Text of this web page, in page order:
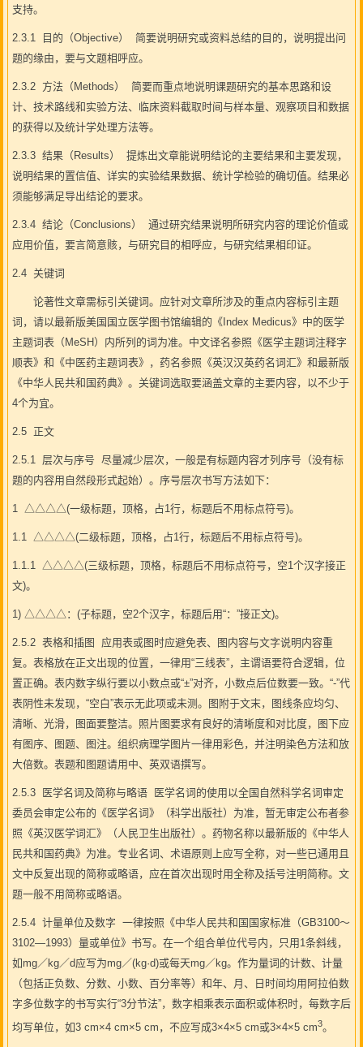
支持。
2.3.1 目的（Objective） 简要说明研究或资料总结的目的，说明提出问
题的缘由，要与文题相呼应。
2.3.2 方法（Methods） 简要而重点地说明课题研究的基本思路和设
计、技术路线和实验方法、临床资料截取时间与样本量、观察项目和数据
的获得以及统计学处理方法等。
2.3.3 结果（Results） 提炼出文章能说明结论的主要结果和主要发现，
说明结果的置信值、详实的实验结果数据、统计学检验的确切值。结果必
须能够满足导出结论的要求。
2.3.4 结论（Conclusions） 通过研究结果说明所研究内容的理论价值或
应用价值，要言简意赅，与研究目的相呼应，与研究结果相印证。
2.4 关键词
论著性文章需标引关键词。应针对文章所涉及的重点内容标引主题
词，请以最新版美国国立医学图书馆编辑的《Index Medicus》中的医学
主题词表（MeSH）内所列的词为准。中文译名参照《医学主题词注释字
顺表》和《中医药主题词表》，药名参照《英汉汉英药名词汇》和最新版
《中华人民共和国药典》。关键词选取要涵盖文章的主要内容，以不少于
4个为宜。
2.5 正文
2.5.1 层次与序号 尽量减少层次，一般是有标题内容才列序号（没有标
题的内容用自然段形式起始）。序号层次书写方法如下：
1 △△△△(一级标题，顶格，占1行，标题后不用标点符号)。
1.1 △△△△(二级标题，顶格，占1行，标题后不用标点符号)。
1.1.1 △△△△(三级标题，顶格，标题后不用标点符号，空1个汉字接正
文)。
1) △△△△：(子标题，空2个汉字，标题后用“：”接正文)。
2.5.2 表格和插图 应用表或图时应避免表、图内容与文字说明内容重
复。表格放在正文出现的位置，一律用“三线表”，主谓语要符合逻辑，位
置正确。表内数字纵行要以小数点或“±”对齐，小数点后位数要一致。“-”代
表阴性未发现，“空白”表示无此项或未测。图附于文末，图线条应均匀、
清晰、光滑，图面要整洁。照片图要求有良好的清晰度和对比度，图下应
有图序、图题、图注。组织病理学图片一律用彩色，并注明染色方法和放
大倍数。表题和图题请用中、英双语撰写。
2.5.3 医学名词及简称与略语 医学名词的使用以全国自然科学名词审定
委员会审定公布的《医学名词》（科学出版社）为准，暂无审定公布者参
照《英汉医学词汇》（人民卫生出版社）。药物名称以最新版的《中华人
民共和国药典》为准。专业名词、术语原则上应写全称，对一些已通用且
文中反复出现的简称或略语，应在首次出现时用全称及括号注明简称。文
题一般不用简称或略语。
2.5.4 计量单位及数字 一律按照《中华人民共和国国家标准（GB3100～
3102—1993）量或单位》书写。在一个组合单位代号内，只用1条斜线，
如mg／kg／d应写为mg／(kg·d)或每天mg／kg。作为量词的计数、计量
（包括正负数、分数、小数、百分率等）和年、月、日时间均用阿拉伯数
字多位数字的书写实行“3分节法”，数字相乘表示面积或体积时，每数字后
均写单位，如3 cm×4 cm×5 cm，不应写成3×4×5 cm或3×4×5 cm3。